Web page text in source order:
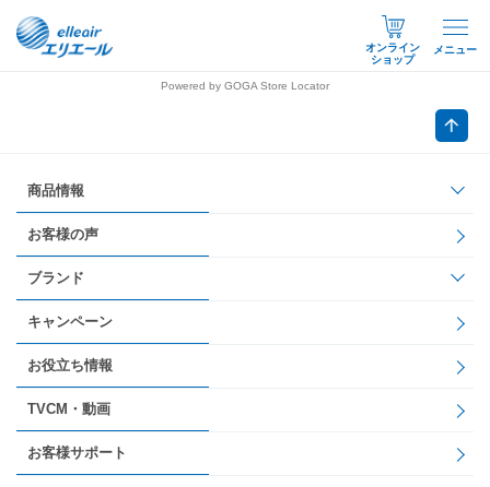
オンライン
ショップ
メニュー
Powered by GOGA Store Locator
商品情報
お客様の声
ブランド
キャンペーン
お役立ち情報
TVCM・動画
お客様サポート